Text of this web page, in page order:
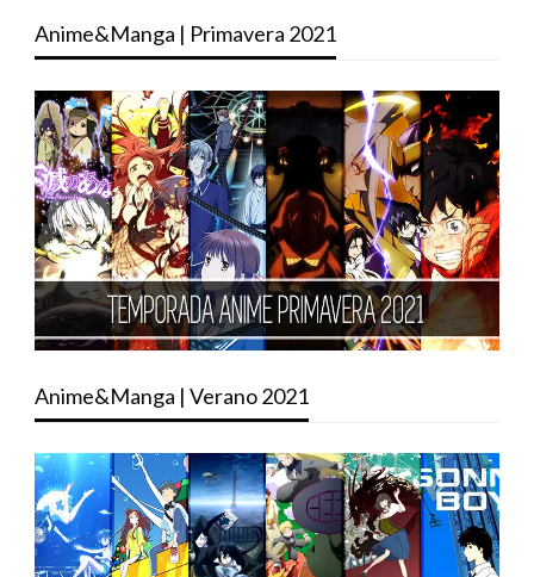
Anime&Manga | Primavera 2021
Anime&Manga | Verano 2021